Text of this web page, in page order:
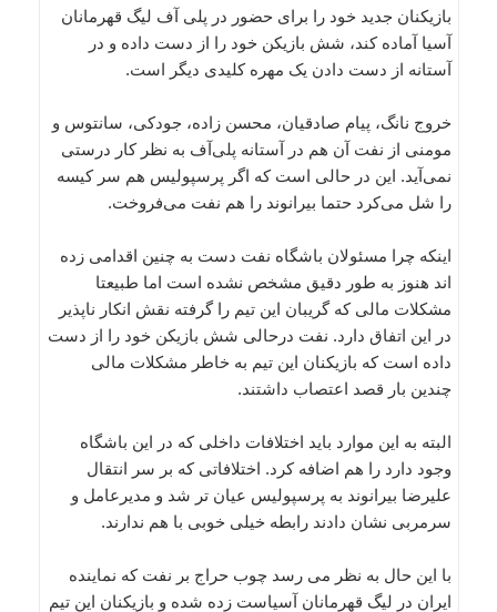
بازیکنان جدید خود را برای حضور در پلی آف لیگ قهرمانان
آسیا آماده کند، شش بازیکن خود را از دست داده و در
آستانه از دست دادن یک مهره کلیدی دیگر است.
خروج نانگ، پیام صادقیان، محسن زاده، جودکی، سانتوس و
مومنی از نفت آن هم در آستانه پلی‌آف به نظر کار درستی
نمی‌آید. این در حالی است که اگر پرسپولیس هم سر کیسه
را شل می‌کرد حتما بیرانوند را هم نفت می‌فروخت.
اینکه چرا مسئولان باشگاه نفت دست به چنین اقدامی زده
اند هنوز به طور دقیق مشخص نشده است اما طبیعتا
مشکلات مالی که گریبان این تیم را گرفته نقش انکار ناپذیر
در این اتفاق دارد. نفت درحالی شش بازیکن خود را از دست
داده است که بازیکنان این تیم به خاطر مشکلات مالی
چندین بار قصد اعتصاب داشتند.
البته به این موارد باید اختلافات داخلی که در این باشگاه
وجود دارد را هم اضافه کرد. اختلافاتی که بر سر انتقال
علیرضا بیرانوند به پرسپولیس عیان تر شد و مدیرعامل و
سرمربی نشان دادند رابطه خیلی خوبی با هم ندارند.
با این حال به نظر می رسد چوب حراج بر نفت که نماینده
ایران در لیگ قهرمانان آسیاست زده شده و بازیکنان این تیم